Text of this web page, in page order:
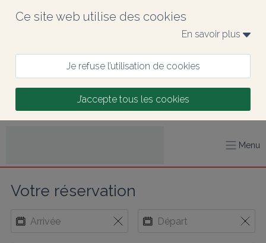
Ce site web utilise des cookies
En savoir plus
Je refuse l’utilisation de cookies
J’accepte tous les cookies
Menu
Votre réservation